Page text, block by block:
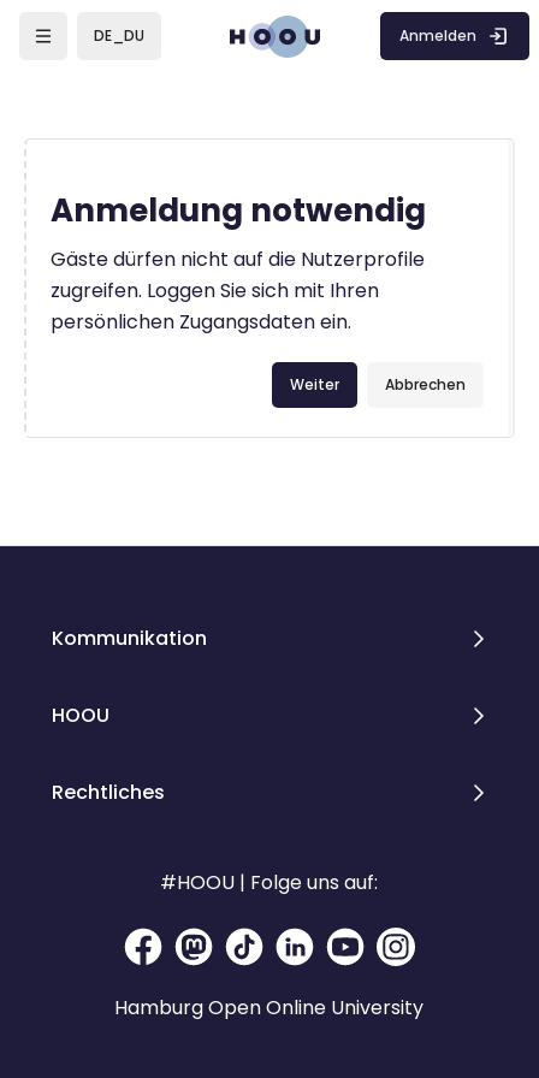
DE_DU Anmelden
Anmeldung notwendig
Gäste dürfen nicht auf die Nutzerprofile
zugreifen. Loggen Sie sich mit Ihren
persönlichen Zugangsdaten ein.
Abbrechen
Weiter
Kommunikation
HOOU
Rechtliches
#HOOU | Folge uns auf:
Hamburg Open Online University